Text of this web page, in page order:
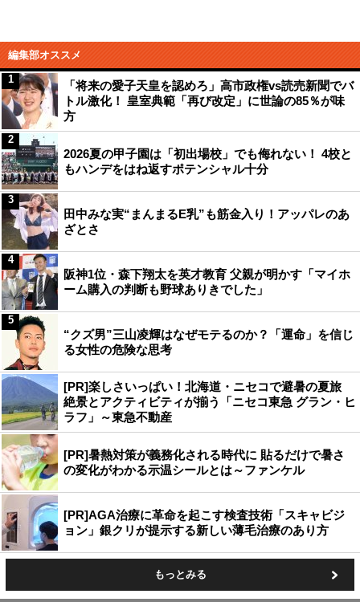
編集部オススメ
「将来の愛子天皇を認めろ」高市政権vs読売新聞でバ
トル激化！ 皇室典範「再び改定」に世論の85％が味
方
1
2026夏の甲子園は「初出場校」でも侮れない！ 4校と
もハンデをはね返すポテンシャル十分
2
田中みな実“まんまるE乳”も筋金入り！アッパレのあ
ざとさ
3
阪神1位・森下翔太を英才教育 父親が明かす「マイホ
ーム購入の判断も野球ありきでした」
4
“クズ男”三山凌輝はなぜモテるのか？「運命」を信じ
る女性の危険な思考
5
[PR]楽しさいっぱい！北海道・ニセコで避暑の夏旅
絶景とアクティビティが揃う「ニセコ東急 グラン・ヒ
ラフ」～東急不動産
[PR]暑熱対策が義務化される時代に 貼るだけで暑さ
の変化がわかる示温シールとは～ファンケル
[PR]AGA治療に革命を起こす検査技術「スキャビジ
ョン」銀クリが提示する新しい薄毛治療のあり方
もっとみる